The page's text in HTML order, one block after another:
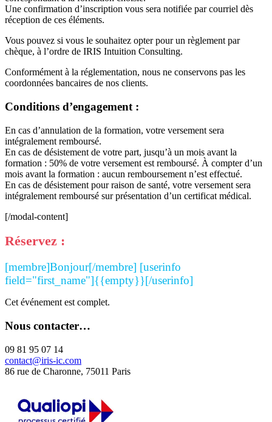
Une confirmation d’inscription vous sera notifiée par courriel dès
réception de ces éléments.
Vous pouvez si vous le souhaitez opter pour un règlement par
chèque, à l’ordre de IRIS Intuition Consulting.
Conformément à la réglementation, nous ne conservons pas les
coordonnées bancaires de nos clients.
Conditions d’engagement :
En cas d’annulation de la formation, votre versement sera
intégralement remboursé.
En cas de désistement de votre part, jusqu’à un mois avant la
formation : 50% de votre versement est remboursé. À compter d’un
mois avant la formation : aucun remboursement n’est effectué.
En cas de désistement pour raison de santé, votre versement sera
intégralement remboursé sur présentation d’un certificat médical.
[/modal-content]
Réservez :
[membre]Bonjour[/membre] [userinfo
field="first_name"]{{empty}}[/userinfo]
Cet événement est complet.
Nous contacter…
09 81 95 07 14
contact@iris-ic.com
86 rue de Charonne, 75011 Paris